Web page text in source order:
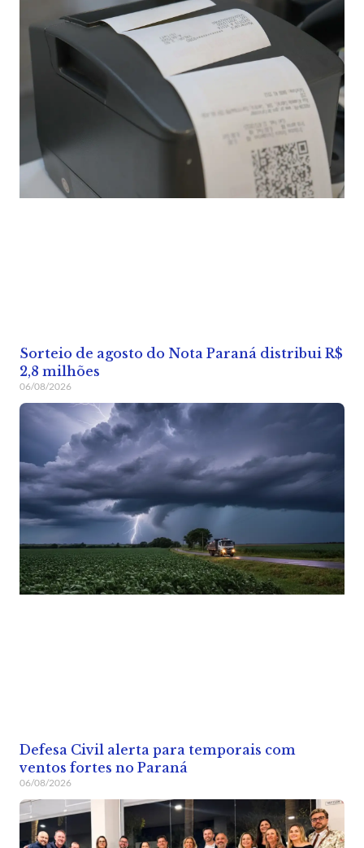
Sorteio de agosto do Nota Paraná distribui R$
2,8 milhões
06/08/2026
Defesa Civil alerta para temporais com
ventos fortes no Paraná
06/08/2026